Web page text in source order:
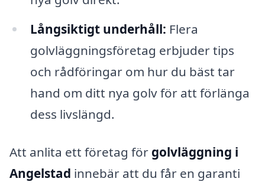
Långsiktigt underhåll: Flera
golvläggningsföretag erbjuder tips
och rådföringar om hur du bäst tar
hand om ditt nya golv för att förlänga
dess livslängd.
Att anlita ett företag för golvläggning i
Angelstad innebär att du får en garanti